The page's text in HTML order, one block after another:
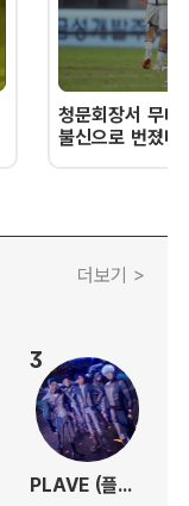
청문회장서 무너
불신으로 번졌
더보기 >
3
PLAVE (플레이브)